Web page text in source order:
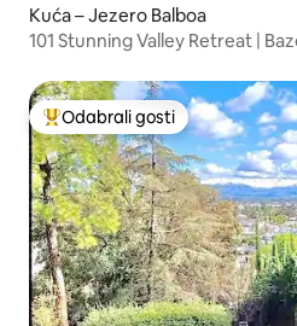
Kuća – Jezero Balboa
101 Stunning Valley Retreat |
Među najviše rangiranima s
Odabrali gosti